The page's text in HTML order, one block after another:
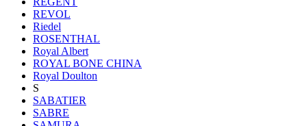
REVOL
Riedel
ROSENTHAL
Royal Albert
ROYAL BONE CHINA
Royal Doulton
S
SABATIER
SABRE